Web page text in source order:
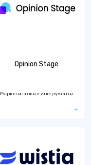
Opinion Stage
Маркетинговые инструменты